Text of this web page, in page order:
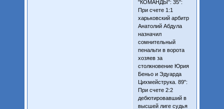
"КОМАНДЫ": 35":
При счете 1:1
харьковский арбитр
Анатолий Абдула
назначил
сомнительный
пенальти в ворота
хозяев за
столкновение Юрия
Беньо и Эдуарда
Цихмейструка. 89":
При счете 2:2
дебютировавший в
высшей лиге судья